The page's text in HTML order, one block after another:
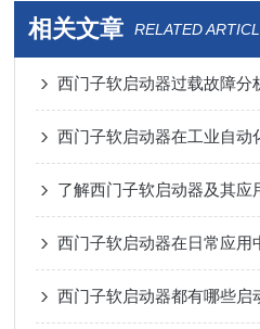
相关文章 RELATED
西门子软启动器过载故障分
西门子软启动器在工业自动
了解西门子软启动器及其应
西门子软启动器在日常应用
西门子软启动器都有哪些启